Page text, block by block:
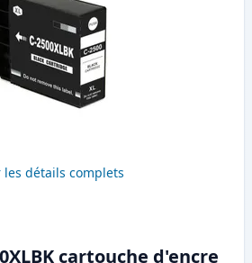
les détails complets
cartouche d'encre